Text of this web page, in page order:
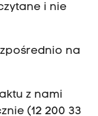
i nie
na
z nami
(12 200 33